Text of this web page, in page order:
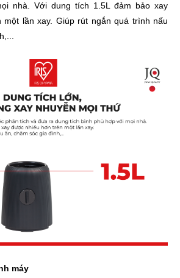
nhà. Với dung tích 1.5L đảm bảo xay
lần xay. Giúp rút ngắn quá trình nấu
máy